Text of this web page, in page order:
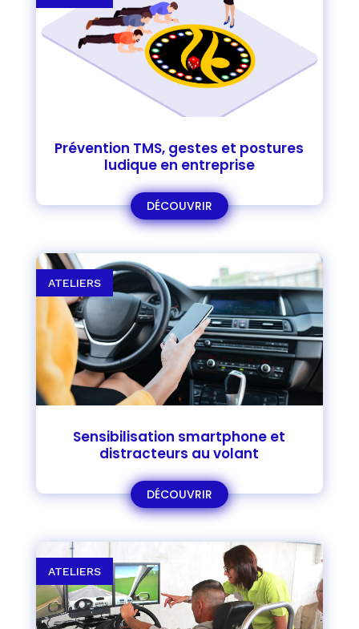
Prévention TMS, gestes et postures
ludique en entreprise
DÉCOUVRIR
ATELIERS
Sensibilisation smartphone et
distracteurs au volant
DÉCOUVRIR
ATELIERS